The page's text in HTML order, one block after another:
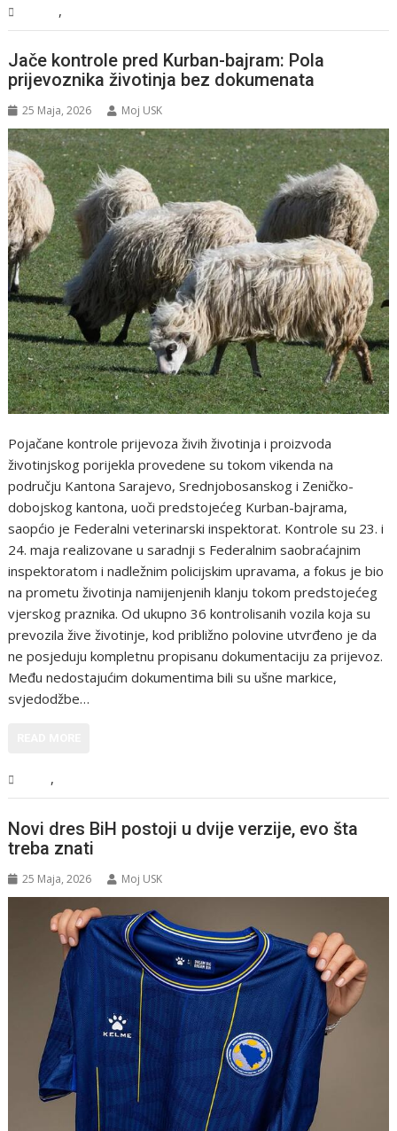
,
Jače kontrole pred Kurban-bajram: Pola
prijevoznika životinja bez dokumenata
25 Maja, 2026 Moj USK
Pojačane kontrole prijevoza živih životinja i proizvoda
životinjskog porijekla provedene su tokom vikenda na
području Kantona Sarajevo, Srednjobosanskog i Zeničko-
dobojskog kantona, uoči predstojećeg Kurban-bajrama,
saopćio je Federalni veterinarski inspektorat. Kontrole su 23. i
24. maja realizovane u saradnji s Federalnim saobraćajnim
inspektoratom i nadležnim policijskim upravama, a fokus je bio
na prometu životinja namijenjenih klanju tokom predstojećeg
vjerskog praznika. Od ukupno 36 kontrolisanih vozila koja su
prevozila žive životinje, kod približno polovine utvrđeno je da
ne posjeduju kompletnu propisanu dokumentaciju za prijevoz.
Među nedostajućim dokumentima bili su ušne markice,
svjedodžbe…
,
Novi dres BiH postoji u dvije verzije, evo šta
treba znati
25 Maja, 2026 Moj USK